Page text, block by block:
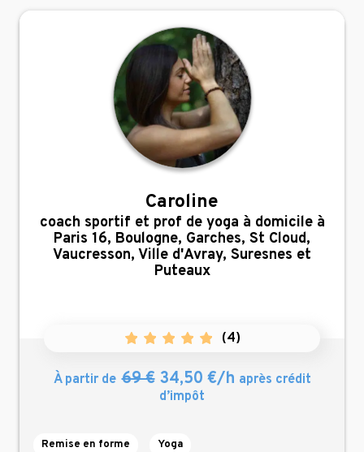
Caroline
,
coach sportif et prof de yoga à domicile à
Paris 16, Boulogne, Garches, St Cloud,
Vaucresson, Ville d'Avray, Suresnes et
Puteaux
(4)
À partir de 69 €34,50 €/h après crédit
d’impôt
Remise en forme Yoga